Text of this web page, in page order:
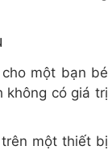
một bạn bé
không có giá trị
một thiết bị